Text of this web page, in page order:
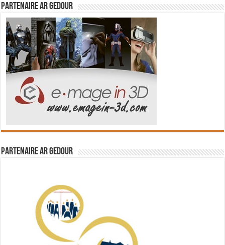
Partenaire Ar Gedour
Partenaire Ar Gedour